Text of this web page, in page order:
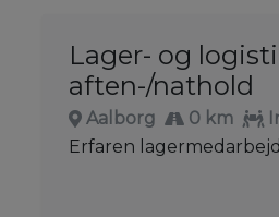
Lager- og
aften-/nathold
Aalborg 0 km
Erfaren